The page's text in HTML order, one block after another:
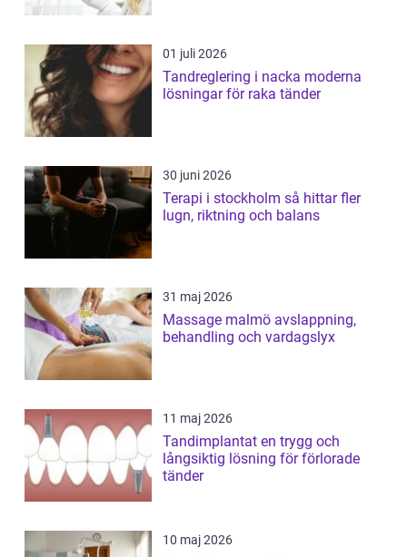
01 juli 2026
Tandreglering i nacka moderna
lösningar för raka tänder
30 juni 2026
Terapi i stockholm så hittar fler
lugn, riktning och balans
31 maj 2026
Massage malmö avslappning,
behandling och vardagslyx
11 maj 2026
Tandimplantat en trygg och
långsiktig lösning för förlorade
tänder
10 maj 2026